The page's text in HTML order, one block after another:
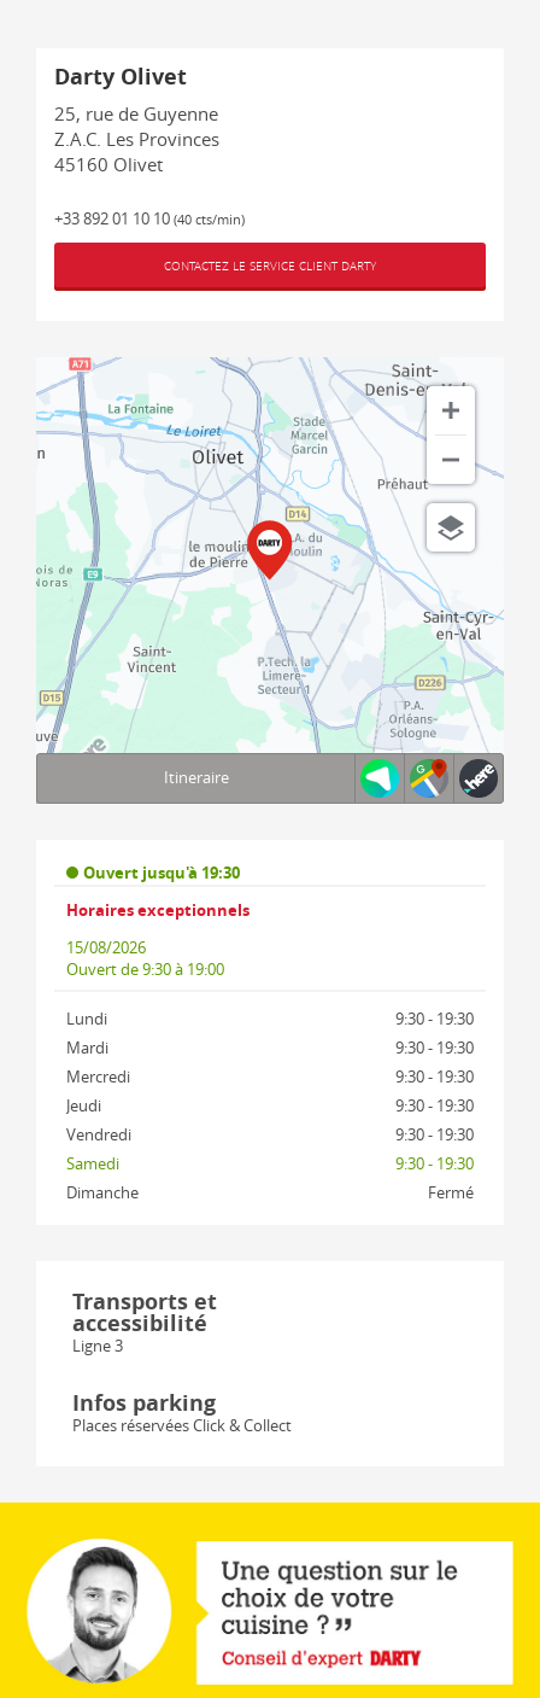
Darty Olivet
25, rue de Guyenne
Z.A.C. Les Provinces
45160 Olivet
+33 892 01 10 10 (40 cts/min)
CONTACTEZ LE SERVICE CLIENT DARTY
© 1987–2026 HERE, IGN
Itineraire
Ouvert jusqu'à 19:30
Horaires exceptionnels
15/08/2026
Ouvertde 9:30 à 19:00
Lundi
9:30 - 19:30
Mardi
9:30 - 19:30
Mercredi
9:30 - 19:30
Jeudi
9:30 - 19:30
Vendredi
9:30 - 19:30
Samedi
9:30 - 19:30
Dimanche
Fermé
Transports et
accessibilité
Ligne 3
Infos parking
Places réservées Click & Collect